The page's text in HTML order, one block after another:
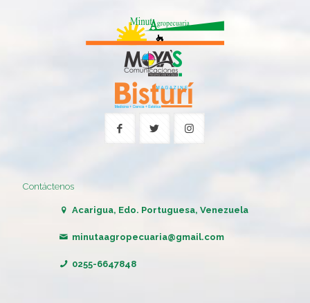
Contáctenos
Acarigua, Edo. Portuguesa, Venezuela
minutaagropecuaria@gmail.com
0255-6647848